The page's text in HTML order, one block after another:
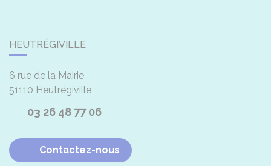
HEUTRÉGIVILLE
6 rue de la Mairie
51110 Heutrégiville
03 26 48 77 06
Contactez-nous